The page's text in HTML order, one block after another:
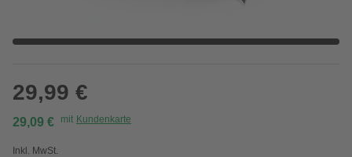
29,99 €
29,09 € mit Kundenkarte
Inkl. MwSt.